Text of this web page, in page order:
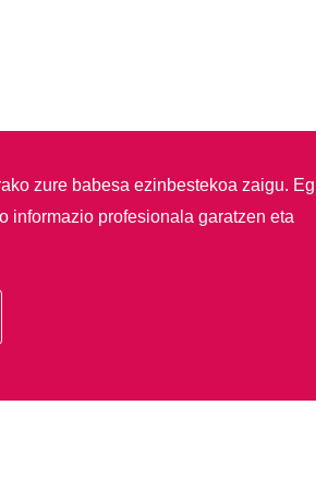
zure babesa ezinbestekoa zaigu.
informazio profesionala garatzen eta